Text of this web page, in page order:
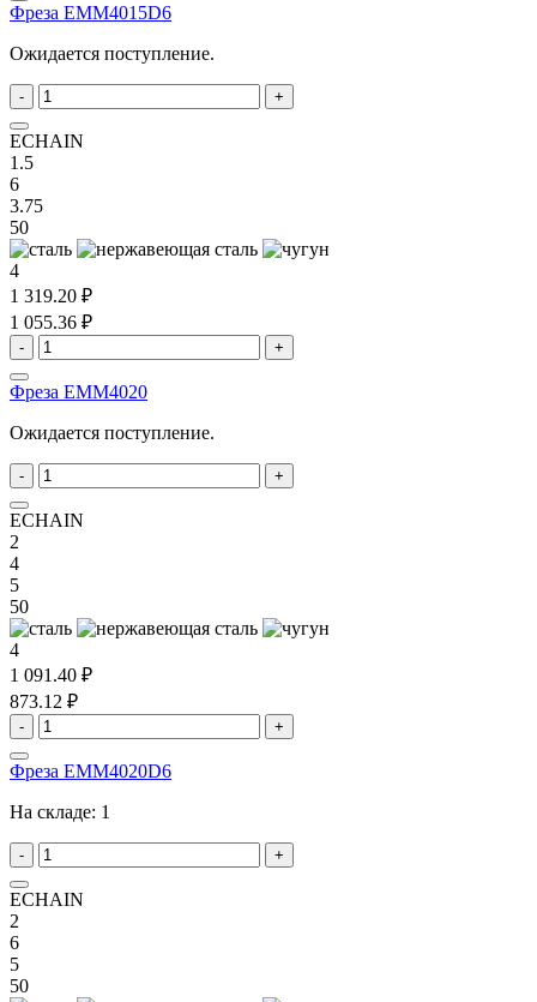
Фреза EMM4015D6
Ожидается поступление.
- +
ECHAIN
1.5
6
3.75
50
4
1 319.20 ₽
1 055.36 ₽
- +
Фреза EMM4020
Ожидается поступление.
- +
ECHAIN
2
4
5
50
4
1 091.40 ₽
873.12 ₽
- +
Фреза EMM4020D6
На складе: 1
- +
ECHAIN
2
6
5
50